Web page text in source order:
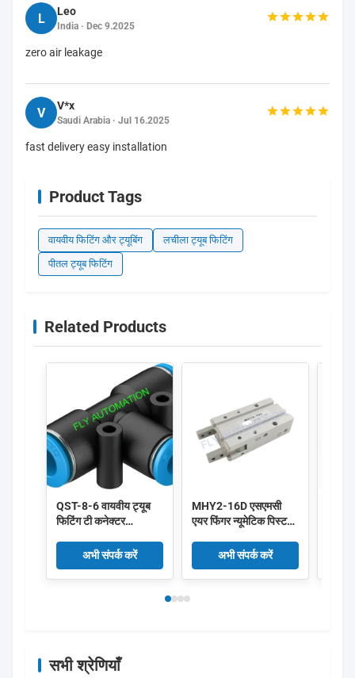
L Leo
India · Dec 9.2025
zero air leakage
V V*x
Saudi Arabia · Jul 16.2025
fast delivery easy installation
Product Tags
वायवीय फिटिंग और ट्यूबिंग
लचीला ट्यूब फिटिंग
पीतल ट्यूब फिटिंग
Related Products
QST-8-6 वायवीय ट्यूब
फिटिंग टी कनेक्टर
4052568032272 में पुश
करें
अभी संपर्क करें
MHY2-16D एसएमसी
एयर फिंगर न्यूमेटिक पिस्टन
कैम स्टाइल:अभी संपर्क करें
सभी श्रेणियाँ